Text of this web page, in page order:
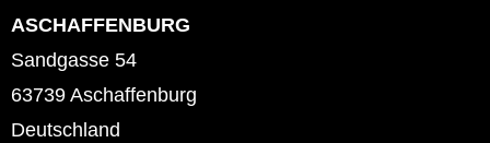
ASCHAFFENBURG
Sandgasse 54
63739 Aschaffenburg
Deutschland